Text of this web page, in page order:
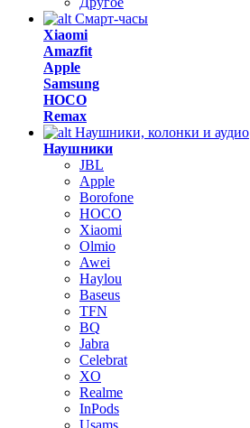
Смарт-часы
Xiaomi
Amazfit
Apple
Samsung
HOCO
Remax
Наушники, колонки и аудио
Наушники
JBL
Apple
Borofone
HOCO
Xiaomi
Olmio
Awei
Haylou
Baseus
TFN
BQ
Jabra
Celebrat
XO
Realme
InPods
Usams